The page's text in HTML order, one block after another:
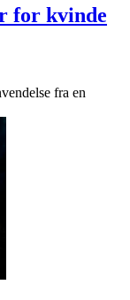
for kvinde
fra en